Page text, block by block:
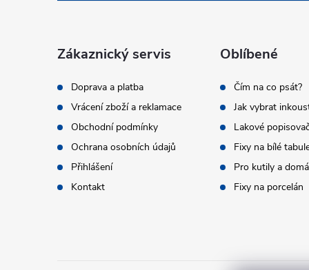
Zákaznický servis
Doprava a platba
Vrácení zboží a reklamace
Obchodní podmínky
Ochrana osobních údajů
Přihlášení
Kontakt
Oblíbené
Čím na co psát?
Jak vybrat
Lakové
Fixy na bílé
Pro kutily a
Fixy na porcelán